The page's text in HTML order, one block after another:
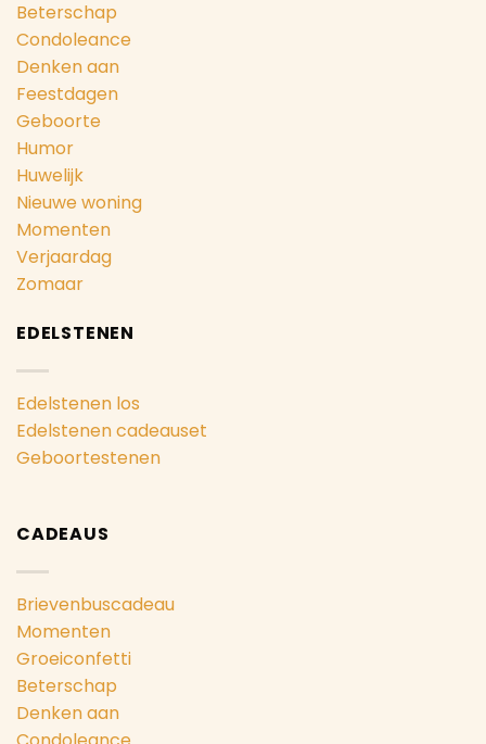
Beterschap
Condoleance
Denken aan
Feestdagen
Geboorte
Humor
Huwelijk
Nieuwe woning
Momenten
Verjaardag
Zomaar
EDELSTENEN
Edelstenen los
Edelstenen cadeauset
Geboortestenen
CADEAUS
Brievenbuscadeau
Momenten
Groeiconfetti
Beterschap
Denken aan